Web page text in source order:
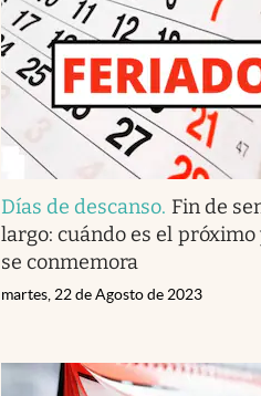
Días de descanso. Fin de
largo: cuándo es el próximo
se conmemora
martes, 22 de Agosto de 2023